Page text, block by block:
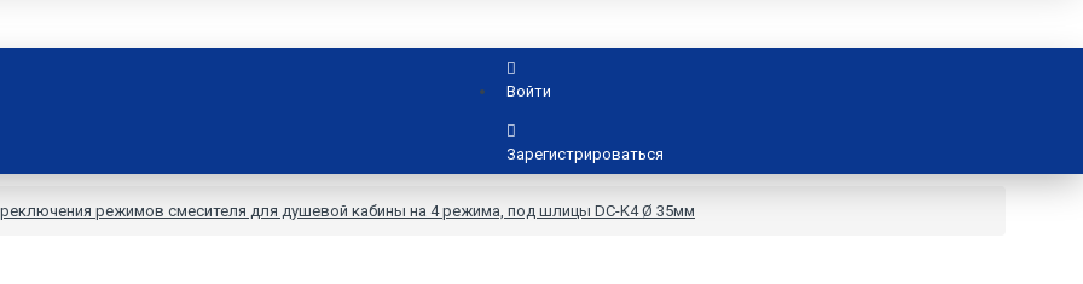
Войти
Зарегистрироваться
режимов смесителя для душевой кабины на 4 режима, под шлицы DC-K4 Ø 35мм